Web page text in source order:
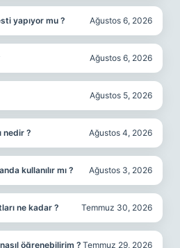
yapıyor mu ? Ağustos 6, 2026
Ağustos 6, 2026
Ağustos 5, 2026
nedir ? Ağustos 4, 2026
kullanılır mı ? Ağustos 3, 2026
ne kadar ? Temmuz 30, 2026
öğrenebilirim ? Temmuz 29, 2026